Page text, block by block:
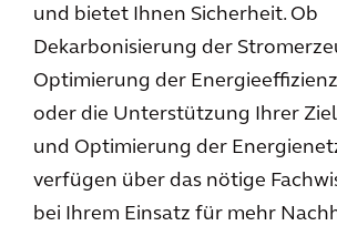
und bietet Ihnen Sicherheit. Ob
Dekarbonisierung der
Optimierung der
oder die Unterstützung Ihrer
und Optimierung der
verfügen über das nötige
bei Ihrem Einsatz für mehr